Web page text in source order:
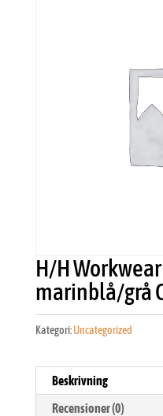
H/H
marinblå/grå
Kategori:Uncategorized
Beskrivning
Recensioner (0)